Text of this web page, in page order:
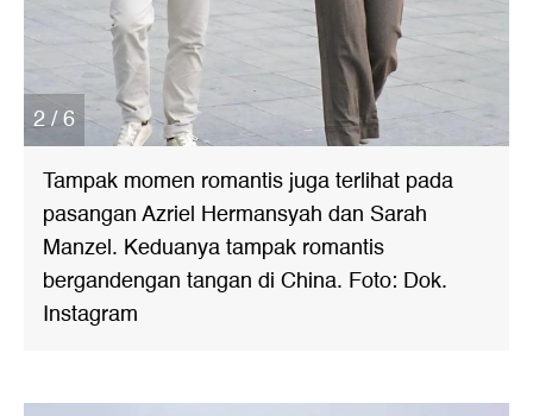
2 / 6
Tampak momen romantis juga terlihat pada
pasangan Azriel Hermansyah dan Sarah
Manzel. Keduanya tampak romantis
bergandengan tangan di China. Foto: Dok.
Instagram